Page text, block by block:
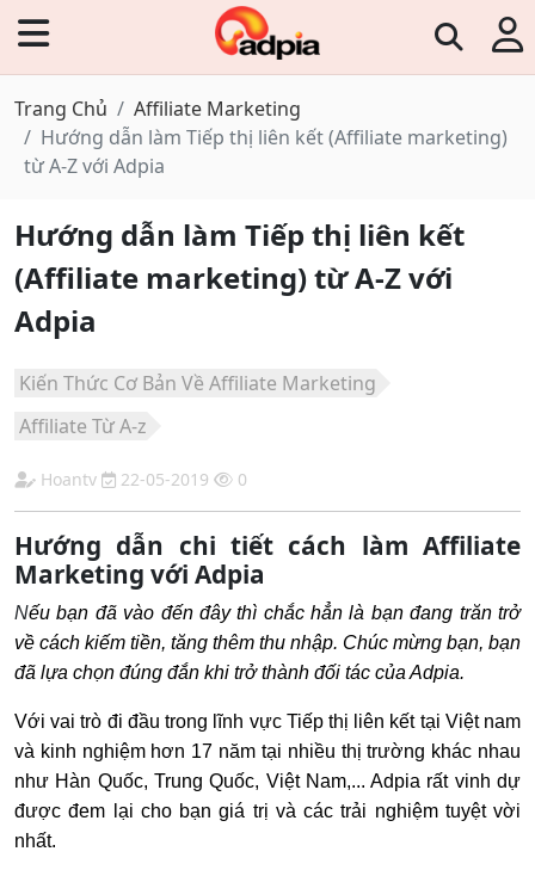
Trang Chủ
Affiliate Marketing
Hướng dẫn làm Tiếp thị liên kết (Affiliate marketing)
từ A-Z với Adpia
Hướng dẫn làm Tiếp thị liên kết
(Affiliate marketing) từ A-Z với
Adpia
Kiến Thức Cơ Bản Về Affiliate Marketing
Affiliate Từ A-z
Hoantv 22-05-2019 0
Hướng dẫn chi tiết cách làm Affiliate
Marketing với Adpia
Nếu bạn đã vào đến đây thì chắc hẳn là bạn đang trăn trở
về cách kiếm tiền, tăng thêm thu nhập. Chúc mừng bạn, bạn
đã lựa chọn đúng đắn khi trở thành đối tác của Adpia.
Với vai trò đi đầu trong lĩnh vực Tiếp thị liên kết tại Việt nam
và kinh nghiệm hơn 17 năm tại nhiều thị trường khác nhau
như Hàn Quốc, Trung Quốc, Việt Nam,... Adpia rất vinh dự
được đem lại cho bạn giá trị và các trải nghiệm tuyệt vời
nhất.